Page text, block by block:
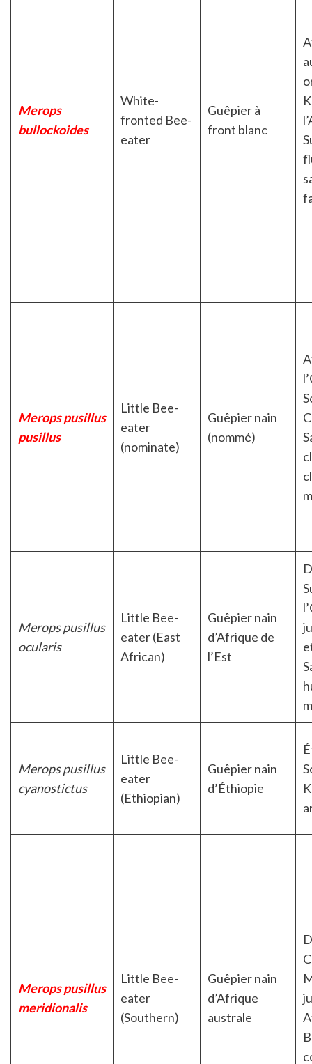
Merops
bullockoides
White-
fronted Bee-
eater
Guêpier à
front blanc
Merops pusillus
pusillus
Little Bee-
eater
(nominate)
Guêpier nain
(nommé)
Merops pusillus
ocularis
Little Bee-
eater (East
African)
Guêpier nain
d’Afrique de
l’Est
Merops pusillus
cyanostictus
Little Bee-
eater
(Ethiopian)
Guêpier nain
d’Éthiopie
Merops pusillus
meridionalis
Little Bee-
eater
(Southern)
Guêpier nain
d’Afrique
australe